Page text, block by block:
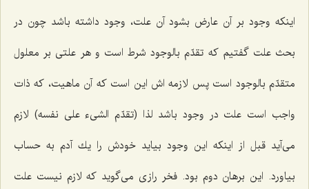
اینكه وجود بر آن عارض بشود آن علت، وجود داشته باشد چون در
بحث علت گفتیم كه تقدّم بالوجود شرط است و هر علتى بر معلول
متقدّم بالوجود است پس لازمه اش این است كه آن ماهیت، كه ذات
واجب است علت در وجود باشد لذا (تقدّم الشیء على نفسه) لازم
مى‌آید قبل از اینكه این وجود بیاید خودش را یك آدم به حساب
بیاورد. این برهان دوم بود. فخر رازى مى‌گوید كه لازم نیست علت